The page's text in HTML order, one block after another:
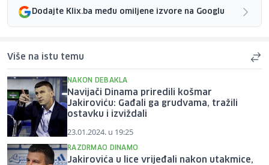
Dodajte Klix.ba među omiljene izvore na Googlu
Više na istu temu
NAKON DEBAKLA
Navijači Dinama priredili košmar
Jakiroviću: Gađali ga grudvama, tražili
ostavku i izviždali
23.01.2024. u 19:25
RAZDRMAO DINAMO
Jakirovića u lice vrijeđali nakon utakmice,